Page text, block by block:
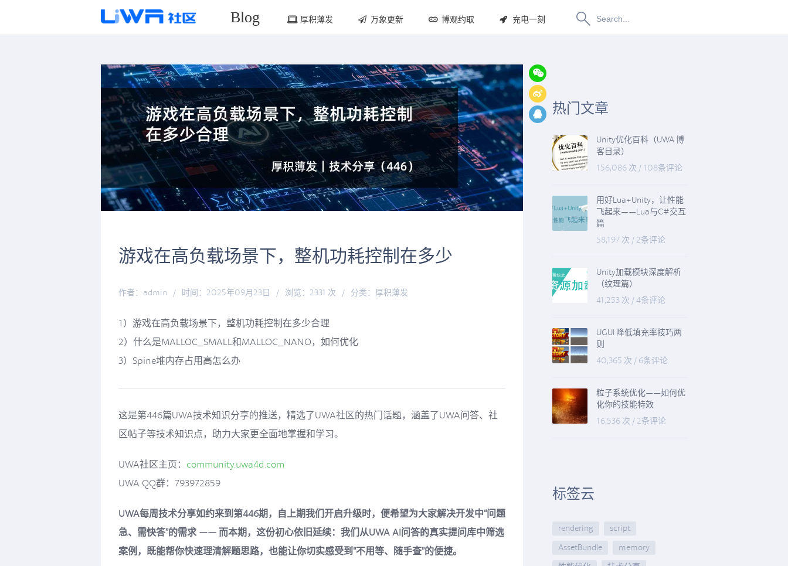
Blog 厚积薄发 万象更新 博观约取 充电一刻 博物纳新
游戏在高负载场景下，整机功耗控制在多少
作者：admin / 时间：2025年09月23日 / 浏览：2331 次 / 分类： 厚积薄发
1）游戏在高负载场景下，整机功耗控制在多少合理
2）什么是MALLOC_SMALL和MALLOC_NANO，如何优化
3）Spine堆内存占用高怎么办
这是第446篇UWA技术知识分享的推送，精选了UWA社区的热门话题，涵盖了UWA问答、社
区帖子等技术知识点，助力大家更全面地掌握和学习。
UWA社区主页： community.uwa4d.com
UWA QQ群：793972859
UWA每周技术分享如约来到第446期，自上期我们开启升级时，便希望为大家解决开发中“问题
急、需快答”的需求 —— 而本期，这份初心依旧延续：我们从UWA AI问答的真实提问库中筛选
案例，既能帮你快速理清解题思路，也能让你切实感受到“不用等、随手查”的便捷。
热门文章
Unity优化百科（UWA 博
客目录）
156,086 次 / 108条评论
用好Lua+Unity，让性能
飞起来——Lua与C#交互
篇
58,197 次 / 2条评论
Unity加载模块深度解析
（纹理篇）
41,253 次 / 4条评论
UGUI 降低填充率技巧两
则
40,365 次 / 6条评论
粒子系统优化——如何优
化你的技能特效
16,536 次 / 2条评论
标签云
rendering
script
AssetBundle
memory